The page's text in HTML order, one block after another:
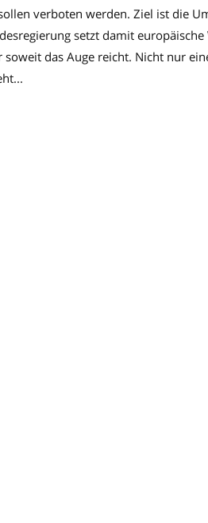
verboten werden. Ziel ist die
setzt damit europäische
das Auge reicht. Nicht nur